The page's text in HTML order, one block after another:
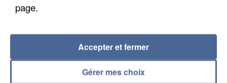
page.
Gérer mes choix
Accepter et fermer